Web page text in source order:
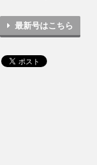
最新号はこちら